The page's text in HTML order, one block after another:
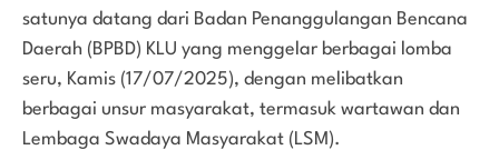
satunya datang dari Badan Penanggulangan Bencana
Daerah (BPBD) KLU yang menggelar berbagai lomba
seru, Kamis (17/07/2025), dengan melibatkan
berbagai unsur masyarakat, termasuk wartawan dan
Lembaga Swadaya Masyarakat (LSM).